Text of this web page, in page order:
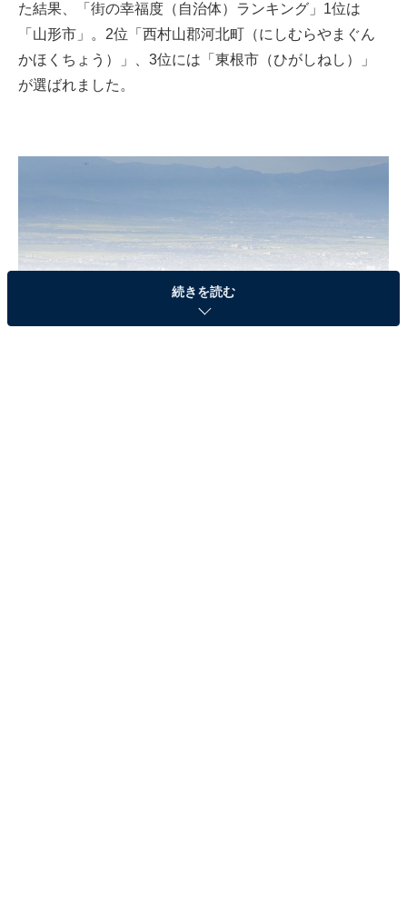
た結果、「街の幸福度（自治体）ランキング」1位は
「山形市」。2位「西村山郡河北町（にしむらやまぐん
かほくちょう）」、3位には「東根市（ひがしねし）」
が選ばれました。
続きを読む